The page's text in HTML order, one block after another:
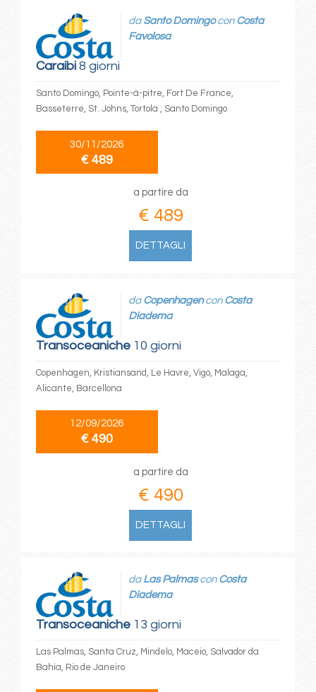
Caraibi8 giorni
da Santo Domingocon Costa
Favolosa
Santo Domingo, Pointe-à-pitre, Fort De France,
Basseterre, St. Johns, Tortola , Santo Domingo
30/11/2026
€ 489
a partire da
€ 489
DETTAGLI
Transoceaniche10 giorni
da Copenhagencon Costa
Diadema
Copenhagen, Kristiansand, Le Havre, Vigo, Malaga,
Alicante, Barcellona
12/09/2026
€ 490
a partire da
€ 490
DETTAGLI
Transoceaniche13 giorni
da Las Palmascon Costa
Diadema
Las Palmas, Santa Cruz, Mindelo, Maceio, Salvador da
Bahia, Rio de Janeiro